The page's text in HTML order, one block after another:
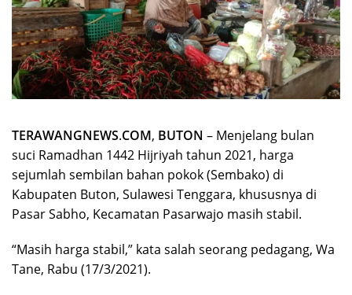
TERAWANGNEWS.COM, BUTON – Menjelang bulan
suci Ramadhan 1442 Hijriyah tahun 2021, harga
sejumlah sembilan bahan pokok (Sembako) di
Kabupaten Buton, Sulawesi Tenggara, khususnya di
Pasar Sabho, Kecamatan Pasarwajo masih stabil.
“Masih harga stabil,” kata salah seorang pedagang, Wa
Tane, Rabu (17/3/2021).